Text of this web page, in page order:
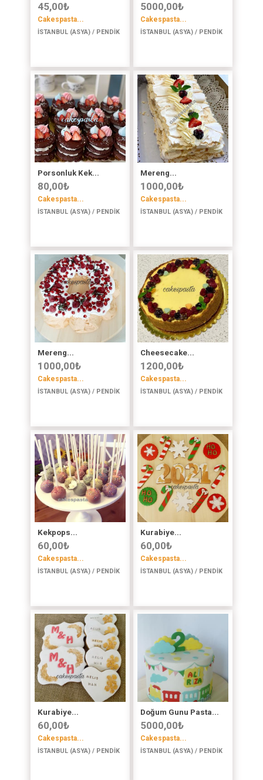
45,00₺
Cakespasta...
İSTANBUL (ASYA) / PENDİK
5000,00₺
Cakespasta...
İSTANBUL (ASYA) / PENDİK
Porsonluk Kek...
80,00₺
Cakespasta...
İSTANBUL (ASYA) / PENDİK
Mereng...
1000,00₺
Cakespasta...
İSTANBUL (ASYA) / PENDİK
Mereng...
1000,00₺
Cakespasta...
İSTANBUL (ASYA) / PENDİK
Cheesecake...
1200,00₺
Cakespasta...
İSTANBUL (ASYA) / PENDİK
Kekpops...
60,00₺
Cakespasta...
İSTANBUL (ASYA) / PENDİK
Kurabiye...
60,00₺
Cakespasta...
İSTANBUL (ASYA) / PENDİK
Kurabiye...
60,00₺
Cakespasta...
İSTANBUL (ASYA) / PENDİK
Doğum Gunu Pasta...
5000,00₺
Cakespasta...
İSTANBUL (ASYA) / PENDİK